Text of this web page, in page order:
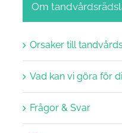
Om
Orsaker till
Vad kan vi göra för
Frågor & Svar